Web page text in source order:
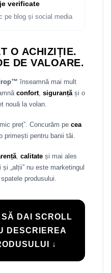
verificate
pe blog și social media
O ACHIZIȚIE.
DE VALOARE.
înseamnă mai mult
confort, siguranță și o
nouă la volan.
preț”. Concurăm pe cea
primești pentru banii tăi.
, calitateși mai ales
„alții” nu este marketingul
produsului.
DAI SCROLL
DESCRIEREA
↓